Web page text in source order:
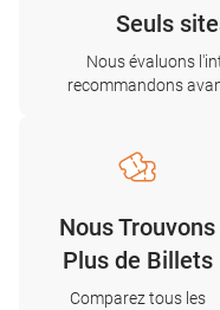
Seuls
Nous évaluons
recommandons
Nous Trouvons
Plus de Billets
Comparez tous les